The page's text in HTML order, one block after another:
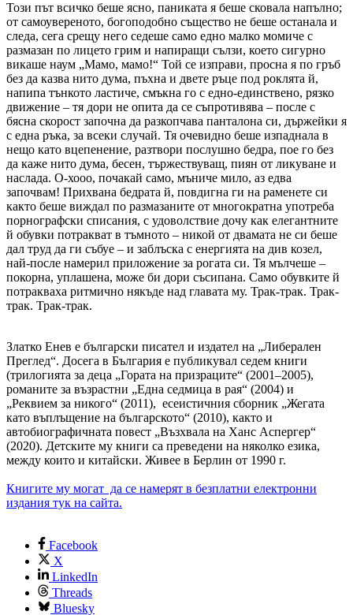
Този път всичко беше ясно, паниката я беше сковала напълно;
от самоувереното, богоподобно същество не беше останала и
следа, сега срещу него седеше само едно малко момиче с
размазан по лицето грим и напиращи сълзи, което сигурно
викаше наум „Мамо, мамо!“ Той се изправи, просна я по гръб
без да казва нито дума, пъхна и двете ръце под роклята й,
напипа тънкото ластиче, смъкна го с едно-единствено, рязко
движение – тя дори не опита да се съпротивява – после с
бясна скорост започна да разкопчава панталона си, държейки я
с една ръка, за всеки случай. Тя очевидно беше изпаднала в
нещо като вцепенение, разтвори послушно бедра, пое го без
да каже нито дума, бесен, тържествуващ, пиян от ликуване и
наслада. О-хооо, почакай само, мъниче мило, аз едва
започвам! Прихвана бедрата й, повдигна ги на раменете си
както беше виждал по размазаните от многократна употреба
порнографски списания, с удоволствие дочу как елегантните
й обувки потракват в тъмното – никой от двамата не си беше
дал труд да ги събуе – и заблъска с енергията на див козел,
най-после намерил приложение за рогата си. Тя мълчеше –
покорна, уплашена, може би дори съсипана. Само обувките й
потракваха ритмично някъде над главата му. Трак-трак. Трак-
трак. Трак-трак.
Златко Енев е български писател и издател на „Либерален
Преглед“. Досега в България е публикувал седем книги
(трилогията за деца „Гората на призраците“ (2001–2005),
романите за възрастни „Една седмица в рая“ (2004) и
„Реквием за никого“ (2011), есеистичния сборник „Жегата
като въплъщение на българското“ (2010), както и
автобиографичната повест „Възхвала на Ханс Аспергер“
(2020). Детските му книги са преведени на няколко езика,
между които и китайски. Живее в Берлин от 1990 г.
Книгите му могат да се намерят в безплатни електронни
издания тук на сайта.
Facebook
X
LinkedIn
Threads
Bluesky